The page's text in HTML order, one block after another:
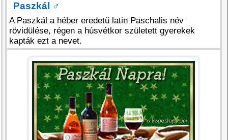
Paszkál ♂
A Paszkál a héber eredetű latin Paschalis név
rövidülése, régen a húsvétkor született gyerekek
kapták ezt a nevet.